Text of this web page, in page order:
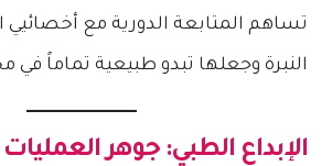
تساهم المتابعة الدورية مع
النبرة وجعلها تبدو طبيعية تماماً في
الإبداع الطبي: جوهر